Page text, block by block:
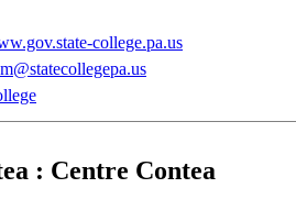
college.pa.us
: Centre Contea